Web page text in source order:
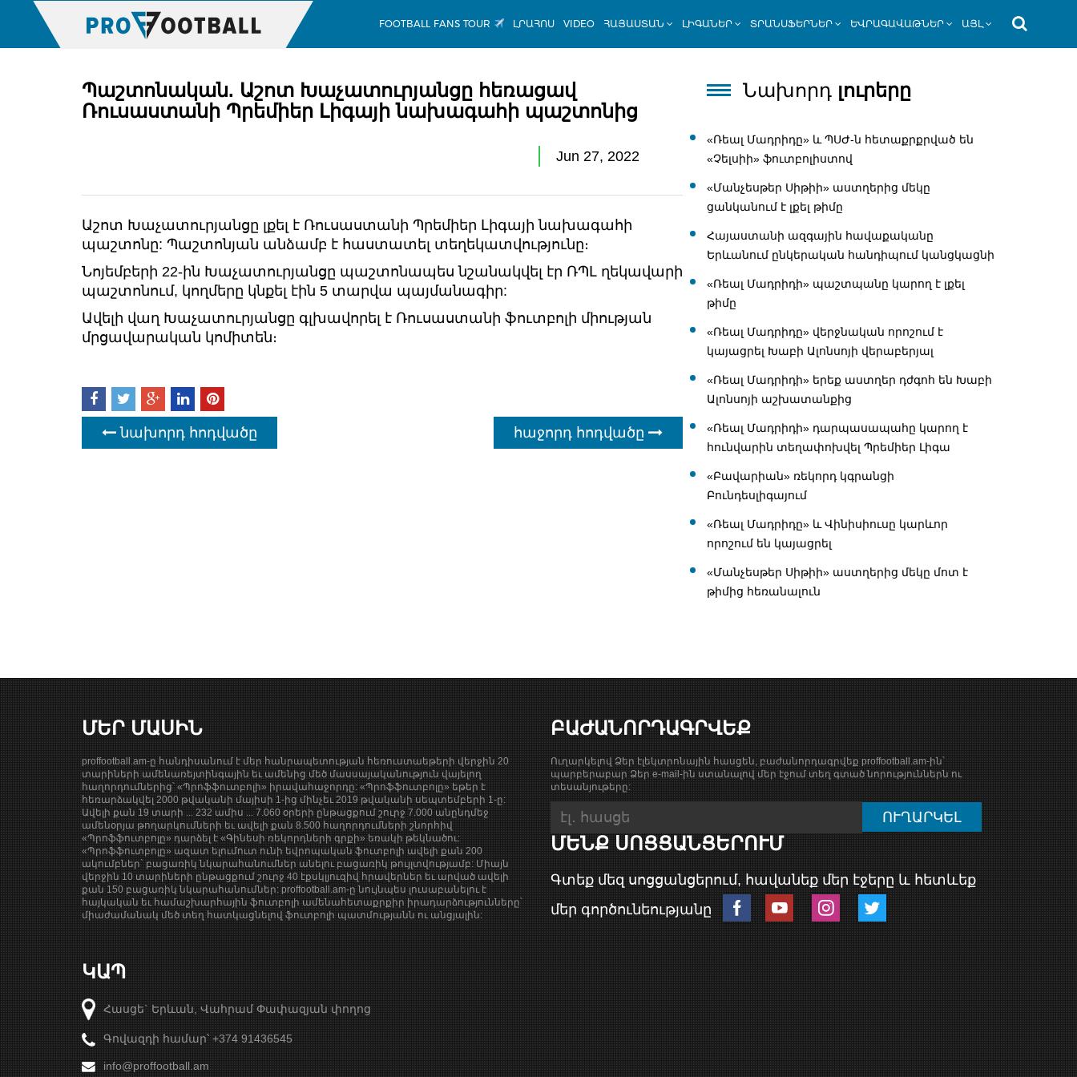
FOOTBALL FANS TOUR ԼՐԱՀՈՍ VIDEO ՀԱՅԱՍՏԱՆ ԼԻԳԱՆԵՐ ՏՐԱՆՍՖԵՐՆԵՐ ԵՎՐԱԳԱՎԱԹՆԵՐ ԱՅԼ
Պաշտոնական. Աշոտ Խաչատուրյանցը հեռացավ
Ռուսաստանի Պրեմիեր Լիգայի նախագահի պաշտոնից
Jun 27, 2022
Աշոտ Խաչատուրյանցը լքել է Ռուսաստանի Պրեմիեր Լիգայի նախագահի
պաշտոնը: Պաշտոնյան անձամբ է հաստատել տեղեկատվությունը։
Նոյեմբերի 22-ին Խաչատուրյանցը պաշտոնապես նշանակվել էր ՌՊԼ ղեկավարի
պաշտոնում, կողմերը կնքել էին 5 տարվա պայմանագիր:
Ավելի վաղ Խաչատուրյանցը գլխավորել է Ռուսաստանի ֆուտբոլի միության
մրցավարական կոմիտեն։
նախորդ հոդվածը հաջորդ հոդվածը
Նախորդ լուրերը
«Ռեալ Մադրիդը» և ՊՍԺ-ն հետաքրքրված են
«Չելսիի» ֆուտբոլիստով
«Մանչեսթեր Սիթիի» աստղերից մեկը
ցանկանում է լքել թիմը
Հայաստանի ազգային հավաքականը
Երևանում ընկերական հանդիպում կանցկացնի
«Ռեալ Մադրիդի» պաշտպանը կարող է լքել
թիմը
«Ռեալ Մադրիդը» վերջնական որոշում է
կայացրել Խաբի Ալոնսոյի վերաբերյալ
«Ռեալ Մադրիդի» երեք աստղեր դժգոհ են Խաբի
Ալոնսոյի աշխատանքից
«Ռեալ Մադրիդի» դարպասապահը կարող է
հունվարին տեղափոխվել Պրեմիեր Լիգա
«Բավարիան» ռեկորդ կգրանցի
Բունդեսլիգայում
«Ռեալ Մադրիդը» և Վինիսիուսը կարևոր
որոշում են կայացրել
«Մանչեսթեր Սիթիի» աստղերից մեկը մոտ է
թիմից հեռանալուն
ՄԵՐ ՄԱՍԻՆ
proffootball.am-ը հանդիսանում է մեր հանրապետության հեռուստաեթերի վերջին 20
տարիների ամենառեյտինգային եւ ամենից մեծ մասսայականություն վայելող
հաղորդումներից՝ «Պրոֆֆուտբոլի» իրավահաջորդը: «Պրոֆֆուտբոլը» եթեր է
հեռարձակվել 2000 թվականի մայիսի 1-ից մինչեւ 2019 թվականի սեպտեմբերի 1-ը:
Ավելի քան 19 տարի ... 232 ամիս ... 7.060 օրերի ընթացքում շուրջ 7.000 անընդմեջ
ամենօրյա թողարկումների եւ ավելի քան 8.500 հաղորդումների շնորհիվ
«Պրոֆֆուտբոլը» դարձել է «Գինեսի ռեկորդների գրքի» եռակի թեկնածու:
«Պրոֆֆուտբոլը» ազատ ելումուտ ունի եվրոպական ֆուտբոլի ավելի քան 200
ակումբներ` բացառիկ նկարահանումներ անելու բացառիկ թույլտվությամբ: Միայն
վերջին 10 տարիների ընթացքում շուրջ 40 էքսկլյուզիվ հրավերներ եւ արված ավելի
քան 150 բացառիկ նկարահանումներ: proffootball.am-ը նույնպես լուսաբանելու է
հայկական եւ համաշխարհային ֆուտբոլի ամենահետաքրքիր իրադարձությունները՝
միաժամանակ մեծ տեղ հատկացնելով ֆուտբոլի պատմությանն ու անցյալին:
ԿԱՊ
Հասցե` Երևան, Վահրամ Փափազյան փողոց
Գովազդի համար՝ +374 91436545
info@proffootball.am
ԲԱԺԱՆՈՐԴԱԳՐՎԵՔ
Ուղարկելով Ձեր էլեկտրոնային հասցեն, բաժանորդագրվեք proffootball.am-ին՝
պարբերաբար Ձեր e-mail-ին ստանալով մեր էջում տեղ գտած նորություններն ու
տեսանյութերը:
ՄԵՆՔ ՍՈՑՑԱՆՑԵՐՈՒՄ
Գտեք մեզ սոցցանցերում, հավանեք մեր էջերը և հետևեք
մեր գործունեությանը